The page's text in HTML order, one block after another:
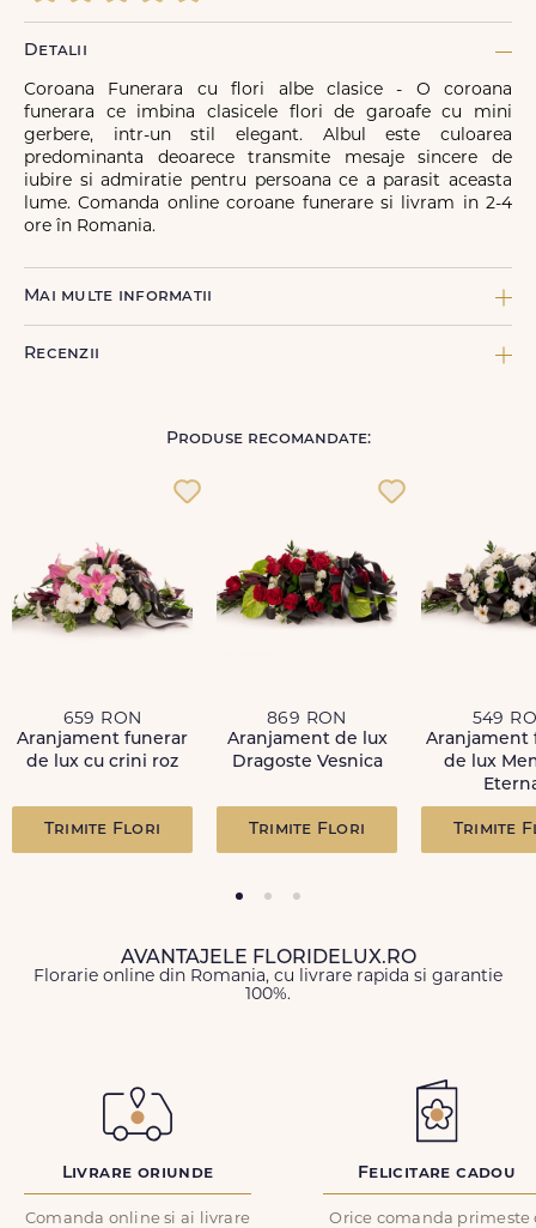
Detalii
Coroana Funerara cu flori albe clasice - O coroana
funerara ce imbina clasicele flori de garoafe cu mini
gerbere, intr-un stil elegant. Albul este culoarea
predominanta deoarece transmite mesaje sincere de
iubire si admiratie pentru persoana ce a parasit aceasta
lume. Comanda online coroane funerare si livram in 2-4
ore în Romania.
Mai multe informatii
1 x Coroana funerara, 18 x Garoafa alba, 20 x Mini Gerbera alba,
TIP DE PRODUS:
Funerar
PERISABIL:
90-110 cm
Fiecare coroana sau jerba va fi insotita de o panglica funerara
Recenzii
Email*
Trimite review
Produse recomandate:
659 RON
Aranjament funerar
de lux cu crini roz
Trimite Flori
869 RON
Aranjament de lux
Dragoste Vesnica
Trimite Flori
549
Aranjament
de lux
Trimite
AVANTAJELE FLORIDELUX.RO
Florarie online din Romania, cu livrare rapida si garantie
100%.
Livrare oriunde
Comanda online si ai livrare
Felicitare cadou
Orice comanda primeste